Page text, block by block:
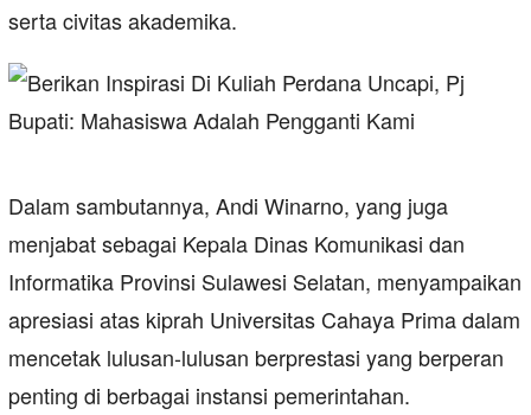
serta civitas akademika.
Dalam sambutannya, Andi Winarno, yang juga
menjabat sebagai Kepala Dinas Komunikasi dan
Informatika Provinsi Sulawesi Selatan, menyampaikan
apresiasi atas kiprah Universitas Cahaya Prima dalam
mencetak lulusan-lulusan berprestasi yang berperan
penting di berbagai instansi pemerintahan.